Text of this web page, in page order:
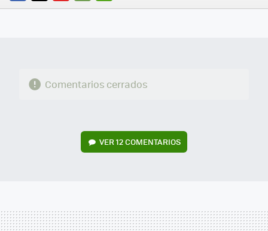
FACEBOOK
TWITTERFLIPBOARD
E-
WHATSAPP
Comentarios cerrados
VER12 COMENTARIOS